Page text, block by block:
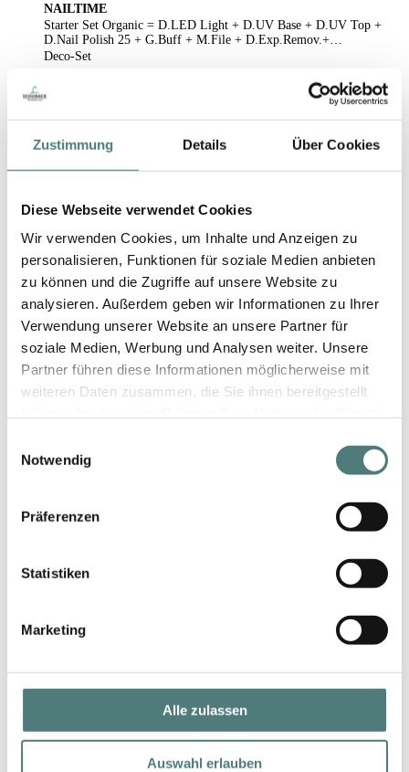
Zustimmung Details Über Cookies
Diese Webseite verwendet Cookies
Wir verwenden Cookies, um Inhalte und Anzeigen zu
personalisieren, Funktionen für soziale Medien anbieten
zu können und die Zugriffe auf unsere Website zu
analysieren. Außerdem geben wir Informationen zu Ihrer
Verwendung unserer Website an unsere Partner für
soziale Medien, Werbung und Analysen weiter. Unsere
Partner führen diese Informationen möglicherweise mit
weiteren Daten zusammen, die Sie ihnen bereitgestellt
Notwendig
Präferenzen
Statistiken
Marketing
Alle zulassen
Auswahl erlauben
NAILTIME
Starter Set Organic = D.LED Light + D.UV Base + D.UV Top +
D.Nail Polish 25 + G.Buff + M.File + D.Exp.Remov.+
D.Remov.Pads + Nail Clips + Manic.Stäb.
Deco-Set
NAILTIME
21 Days Starter 1
89,99 €